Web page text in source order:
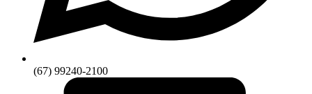
(67) 99240-2100